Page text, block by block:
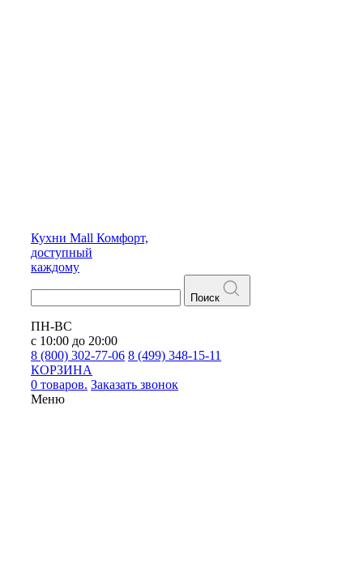
Кухни Mall Комфорт,
доступный
каждому
Поиск
ПН-ВС
с 10:00 до 20:00
8 (800) 302-77-06 8 (499) 348-15-11
КОРЗИНА
0 товаров. Заказать звонок
Меню